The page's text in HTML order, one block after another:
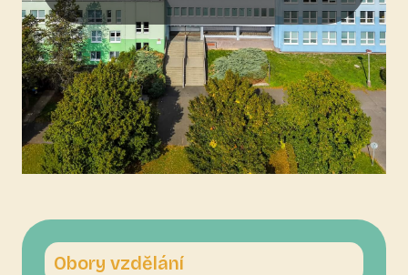
Sidebar
Obory vzdělání